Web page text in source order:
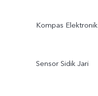
Kompas Elektronik
Sensor Sidik Jari